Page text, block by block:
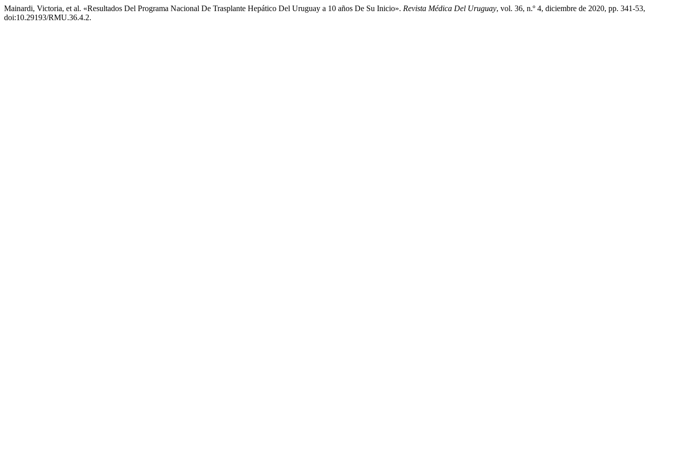
Mainardi, Victoria, et al. «Resultados Del Programa Nacional De Trasplante Hepático Del Uruguay a 10 años De Su Inicio». Revista Médica Del Uruguay, vol. 36, n.º 4, diciembre de 2020, pp. 341-53,
doi:10.29193/RMU.36.4.2.